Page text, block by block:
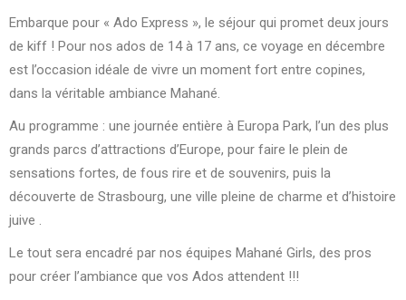
Embarque pour « Ado Express », le séjour qui promet deux jours
de kiff ! Pour nos ados de 14 à 17 ans, ce voyage en décembre
est l’occasion idéale de vivre un moment fort entre copines,
dans la véritable ambiance Mahané.
Au programme : une journée entière à Europa Park, l’un des plus
grands parcs d’attractions d’Europe, pour faire le plein de
sensations fortes, de fous rire et de souvenirs, puis la
découverte de Strasbourg, une ville pleine de charme et d’histoire
juive .
Le tout sera encadré par nos équipes Mahané Girls, des pros
pour créer l’ambiance que vos Ados attendent !!!